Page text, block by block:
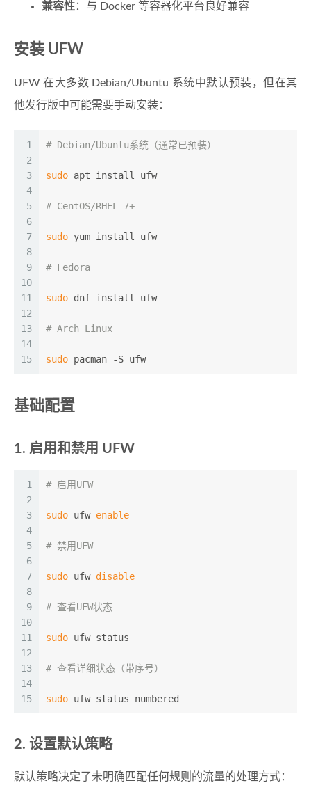
兼容性：与 Docker 等容器化平台良好兼容
安装 UFW
UFW 在大多数 Debian/Ubuntu 系统中默认预装，但在其
他发行版中可能需要手动安装：
1
2
3
4
5
6
7
8
9
10
11
12
13
14
15
# Debian/Ubuntu系统（通常已预装）
sudo apt install ufw
# CentOS/RHEL 7+
sudo yum install ufw
# Fedora
sudo dnf install ufw
# Arch Linux
sudo pacman -S ufw
基础配置
1. 启用和禁用 UFW
1
2
3
4
5
6
7
8
9
10
11
12
13
14
15
# 启用UFW
sudo ufw enable
# 禁用UFW
sudo ufw disable
# 查看UFW状态
sudo ufw status
# 查看详细状态（带序号）
sudo ufw status numbered
2. 设置默认策略
默认策略决定了未明确匹配任何规则的流量的处理方式：